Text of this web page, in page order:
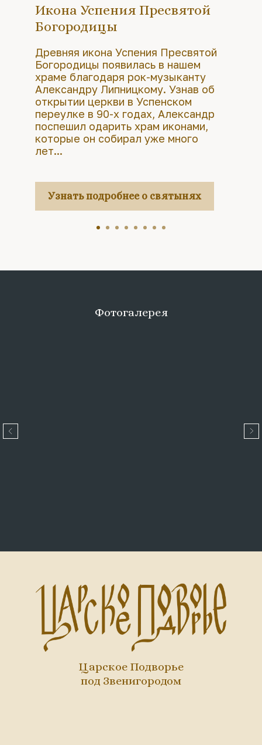
Икона Успения Пресвятой
Богородицы
Древняя икона Успения Пресвятой
Богородицы появилась в нашем
храме благодаря рок-музыканту
Александру Липницкому. Узнав об
открытии церкви в Успенском
переулке в 90-х годах, Александр
поспешил одарить храм иконами,
которые он собирал уже много
лет...
Узнать подробнее о святынях
Фотогалерея
Царское Подворье
под Звенигородом